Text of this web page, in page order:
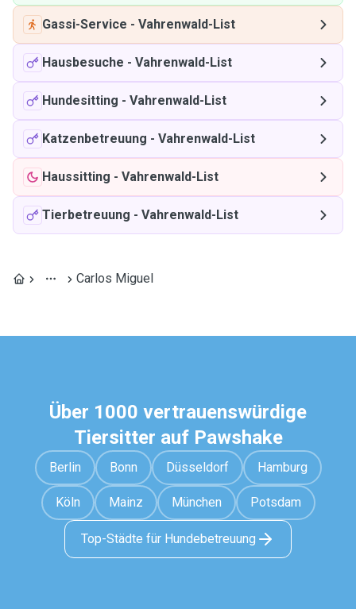
Gassi-Service - Vahrenwald-List
Hausbesuche - Vahrenwald-List
Hundesitting - Vahrenwald-List
Katzenbetreuung - Vahrenwald-List
Haussitting - Vahrenwald-List
Tierbetreuung - Vahrenwald-List
Carlos Miguel
Über 1000 vertrauenswürdige
Tiersitter auf Pawshake
Berlin Bonn Düsseldorf Hamburg
Köln Mainz München Potsdam
Top-Städte für Hundebetreuung